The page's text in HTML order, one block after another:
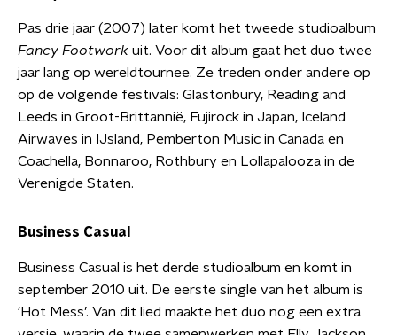
Pas drie jaar (2007) later komt het tweede studioalbum
Fancy Footwork uit. Voor dit album gaat het duo twee
jaar lang op wereldtournee. Ze treden onder andere op
op de volgende festivals: Glastonbury, Reading and
Leeds in Groot-Brittannië, Fujirock in Japan, Iceland
Airwaves in IJsland, Pemberton Music in Canada en
Coachella, Bonnaroo, Rothbury en Lollapalooza in de
Verenigde Staten.
Business Casual
Business Casual is het derde studioalbum en komt in
september 2010 uit. De eerste single van het album is
‘Hot Mess’. Van dit lied maakte het duo nog een extra